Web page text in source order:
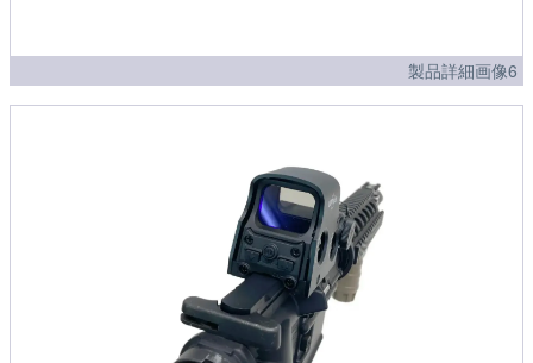
製品詳細画像6